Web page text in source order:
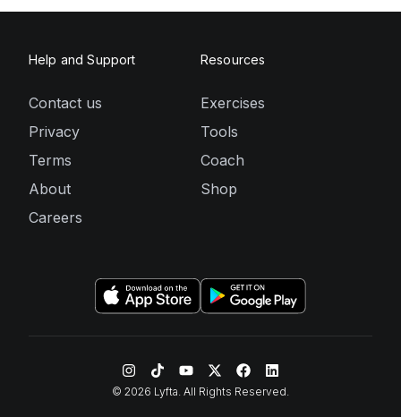
Help and Support
Contact us
Privacy
Terms
About
Careers
Resources
Exercises
Tools
Coach
Shop
© 2026 Lyfta. All Rights Reserved.